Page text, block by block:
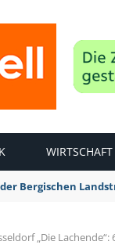
WIRTSCHAFT
Bergischen
„Die